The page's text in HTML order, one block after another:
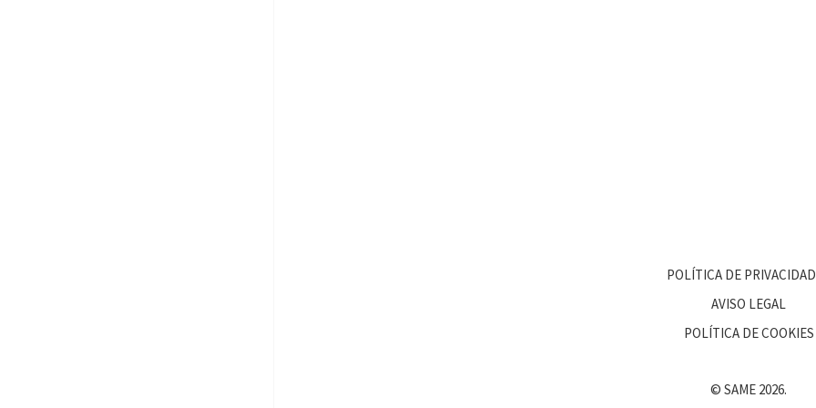
POLÍTICA DE
AVISO LEGAL
POLÍTICA DE COOKIES
© SAME 2026.